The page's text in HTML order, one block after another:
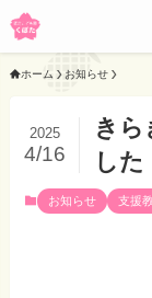
ホーム お知らせ
き
した
2025
4/16
お知らせ 支援